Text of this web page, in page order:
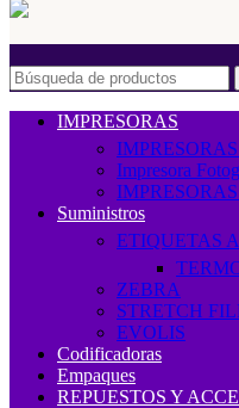
IMPRESORAS
Impresora
Suministros
ETIQUETAS
ZEBRA
STRETCH
EVOLIS
Codificadoras
Empaques
REPUESTOS Y